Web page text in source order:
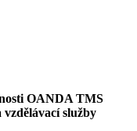
OANDA TMS
služby